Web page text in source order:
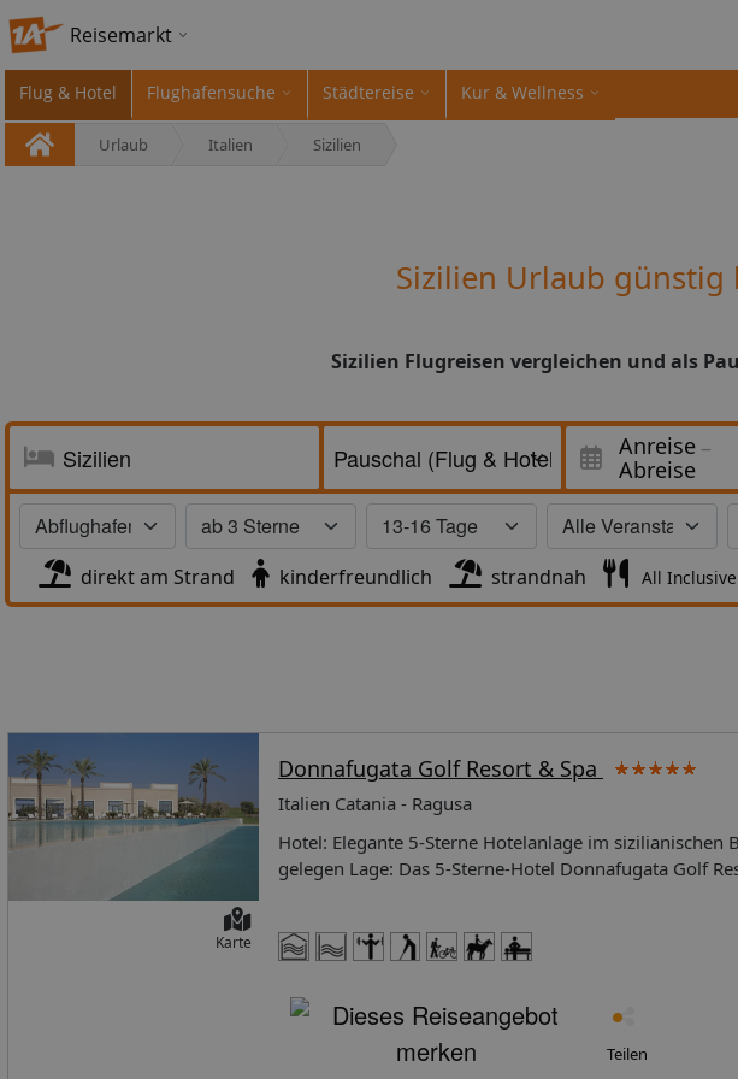
Reisemarkt
Flug & Hotel Flughafensuche Städtereise Kur & Wellness
Urlaub Italien Sizilien
Sizilien Urlaub günstig
Sizilien Flugreisen vergleichen und als
Anreise
Abreise
direkt am Strand kinderfreundlich strandnah All Inclusive
Karte
Donnafugata Golf Resort & Spa
Italien Catania - Ragusa
Hotel: Elegante 5-Sterne Hotelanlage im
gelegen Lage: Das 5-Sterne-Hotel Donnafugata Golf
im Osten von Sizilien. Die elegante Hotelanlage,
Ein privater Strand liegt nur wenige Minuten vom
Ihnen hier kostenlos zur Verfügung, müssen aber im
und von der UNESCO zum Weltkulturerbe erklärten
bieten zahlreiche kulturelle Sehenswürdigkeiten.
Teilen